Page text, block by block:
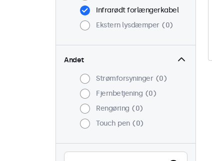
Infrarødt forlængerkabel
Ekstern lysdæmper
0
Andet
Strømforsyninger
0
Fjernbetjening
0
Rengøring
0
Touch pen
0